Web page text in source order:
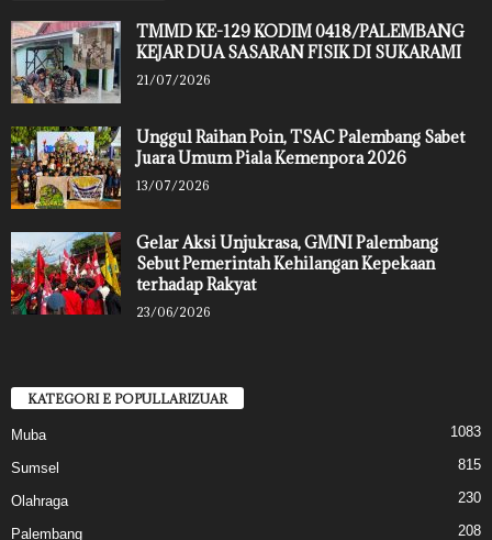
TMMD KE-129 KODIM 0418/PALEMBANG
KEJAR DUA SASARAN FISIK DI SUKARAMI
21/07/2026
Unggul Raihan Poin, TSAC Palembang Sabet
Juara Umum Piala Kemenpora 2026
13/07/2026
Gelar Aksi Unjukrasa, GMNI Palembang
Sebut Pemerintah Kehilangan Kepekaan
terhadap Rakyat
23/06/2026
KATEGORI E POPULLARIZUAR
Muba 1083
Sumsel 815
Olahraga 230
Palembang 208